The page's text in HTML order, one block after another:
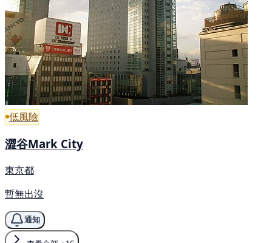
低風險
澀谷Mark City
東京都
暫無出沒
通知